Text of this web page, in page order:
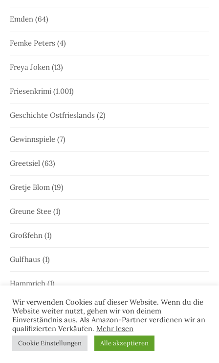
Emden (64)
Femke Peters (4)
Freya Joken (13)
Friesenkrimi (1.001)
Geschichte Ostfrieslands (2)
Gewinnspiele (7)
Greetsiel (63)
Gretje Blom (19)
Greune Stee (1)
Großfehn (1)
Gulfhaus (1)
Hammrich (1)
Hans-Rainer Riekers(8)
Harlesiel(9)
Wir verwenden Cookies auf dieser Website. Wenn du die
Website weiter nutzt, gehen wir von deinem
Einverständnis aus. Als Amazon-Partner verdienen wir an
qualifizierten Verkäufen. Mehr lesen
Cookie Einstellungen Alle akzeptieren